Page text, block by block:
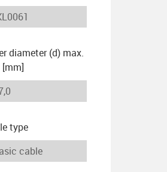
diameter (d) max.
type